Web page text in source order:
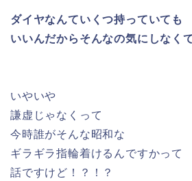
ダイヤなんていくつ持っていても
いいんだからそんなの気にしなく
いやいや
謙虚じゃなくって
今時誰がそんな昭和な
ギラギラ指輪着けるんですかって
話ですけど！？！？